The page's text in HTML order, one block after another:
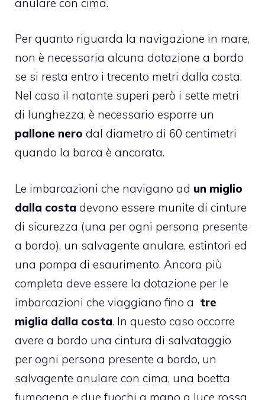
Per quanto riguarda la navigazione in mare,
non è necessaria alcuna dotazione a bordo
se si resta entro i trecento metri dalla costa.
Nel caso il natante superi però i sette metri
di lunghezza, è necessario esporre un
pallone nero dal diametro di 60 centimetri
quando la barca è ancorata.
Le imbarcazioni che navigano ad un miglio
dalla costa devono essere munite di cinture
di sicurezza (una per ogni persona presente
a bordo), un salvagente anulare, estintori ed
una pompa di esaurimento. Ancora più
completa deve essere la dotazione per le
imbarcazioni che viaggiano fino a tre
miglia dalla costa. In questo caso occorre
avere a bordo una cintura di salvataggio
per ogni persona presente a bordo, un
salvagente anulare con cima, una boetta
fumogena e due fuochi a mano a luce rossa,